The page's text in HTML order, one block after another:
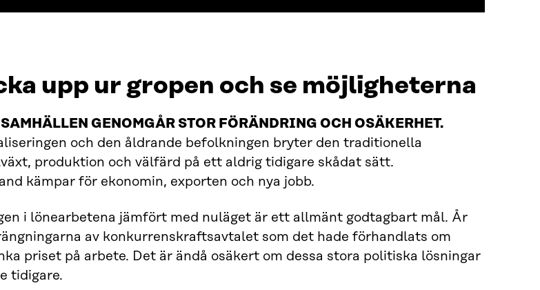
upp ur gropen och se möjligheterna
GENOMGÅR STOR FÖRÄNDRING OCH OSÄKERHET.
och den åldrande befolkningen bryter den traditionella
produktion och välfärd på ett aldrig tidigare skådat sätt.
kämpar för ekonomin, exporten och nya jobb.
i lönearbetena jämfört med nuläget är ett allmänt godtagbart mål. År
av konkurrenskraftsavtalet som det hade förhandlats om
priset på arbete. Det är ändå osäkert om dessa stora politiska lösningar
tidigare.